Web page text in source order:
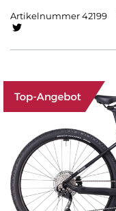
Artikelnummer 42199